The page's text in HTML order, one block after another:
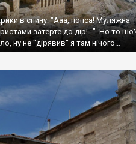
в спину: "Ааа, попса! Муляжна
затерте до дір!..." Но то
ну не "дірявив" я там нічого...
літа.